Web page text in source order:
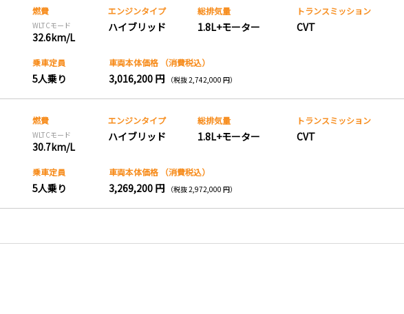
燃費
WLTCモード
32.6km/L
エンジンタイプ
ハイブリッド
総排気量
1.8L+モーター
トランスミッション
CVT
乗車定員
5人乗り
車両本体価格 （消費税込）
3,016,200 円 （税抜 2,742,000 円）
燃費
WLTCモード
30.7km/L
エンジンタイプ
ハイブリッド
総排気量
1.8L+モーター
トランスミッション
CVT
乗車定員
5人乗り
車両本体価格 （消費税込）
3,269,200 円 （税抜 2,972,000 円）